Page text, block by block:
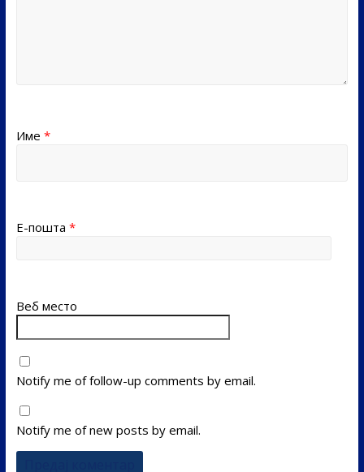
Име *
Е-пошта *
Веб место
Notify me of follow-up comments by email.
Notify me of new posts by email.